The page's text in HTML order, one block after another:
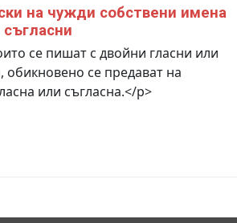
на чужди собствени имена
се пишат с двойни гласни или
обикновено се предават на
или съгласна.</p>